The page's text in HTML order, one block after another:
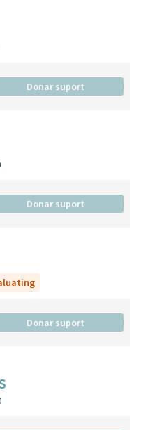
Donar suport
Donar suport
Donar suport